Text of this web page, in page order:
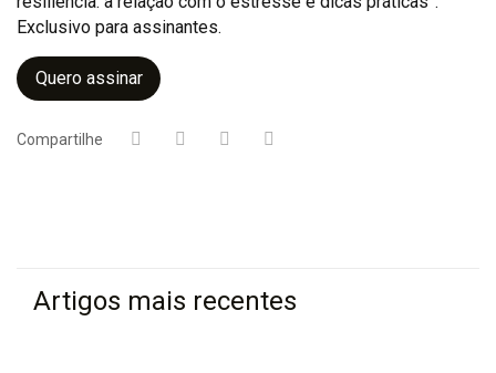
Exclusivo para assinantes.
Quero assinar
Compartilhe
Artigos mais recentes